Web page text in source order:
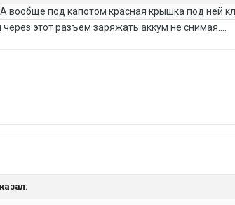
вообще под капотом красная крышка под ней
этот разъем заряжать аккум не снимая....